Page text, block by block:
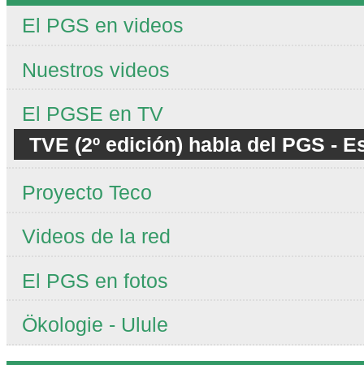
El PGS en videos
Nuestros videos
El PGSE en TV
TVE (2º edición) habla del PGS -
Proyecto Teco
Videos de la red
El PGS en fotos
Ökologie - Ulule